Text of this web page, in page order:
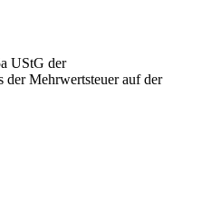
UStG der
der Mehrwertsteuer auf der